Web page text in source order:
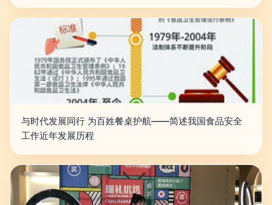
与时代发展同行 为百姓餐桌护航——简述我国食品安全
工作近年发展历程